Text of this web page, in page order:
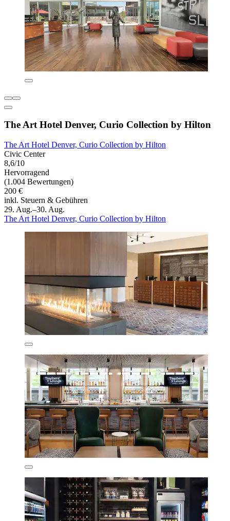
The Art Hotel Denver, Curio Collection by Hilton
The Art Hotel Denver, Curio Collection by Hilton
Civic Center
8,6/10
Hervorragend
(1.004 Bewertungen)
200 €
inkl. Steuern & Gebühren
29. Aug.–30. Aug.
The Art Hotel Denver, Curio Collection by Hilton